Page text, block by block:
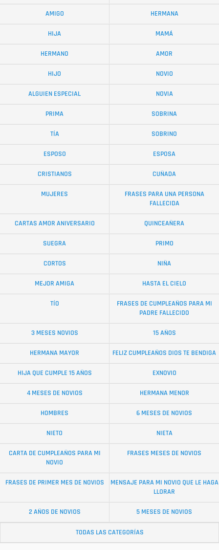
AMIGO HERMANA
HIJA MAMÁ
HERMANO AMOR
HIJO NOVIO
ALGUIEN ESPECIAL NOVIA
PRIMA SOBRINA
TÍA SOBRINO
ESPOSO ESPOSA
CRISTIANOS CUÑADA
MUJERES
FRASES PARA UNA PERSONA
FALLECIDA
CARTAS AMOR ANIVERSARIO QUINCEAÑERA
SUEGRA PRIMO
CORTOS NIÑA
MEJOR AMIGA HASTA EL CIELO
TÍO
FRASES DE CUMPLEAÑOS PARA MI
PADRE FALLECIDO
3 MESES NOVIOS 15 AÑOS
HERMANA MAYOR FELIZ CUMPLEAÑOS DIOS TE BENDIGA
HIJA QUE CUMPLE 15 AÑOS EXNOVIO
4 MESES DE NOVIOS HERMANA MENOR
HOMBRES 6 MESES DE NOVIOS
NIETO NIETA
CARTA DE CUMPLEAÑOS PARA MI
NOVIO
FRASES MESES DE NOVIOS
FRASES DE PRIMER MES DE NOVIOS
MENSAJE PARA MI NOVIO QUE LE HAGA
LLORAR
2 AÑOS DE NOVIOS 5 MESES DE NOVIOS
TODAS LAS CATEGORÍAS